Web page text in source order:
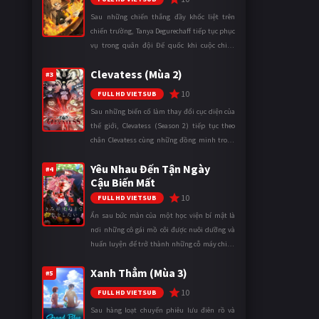
Sau những chiến thắng đầy khốc liệt trên
chiến trường, Tanya Degurechaff tiếp tục phục
vụ trong quân đội Đế quốc khi cuộc chiến
mặt trận. Dù sở hữu tài năn ...
#3 Clevatess (Mùa 2)
FULL HD VIETSUB 10
Sau những biến cố làm thay đổi cục diện của
thế giới, Clevatess (Season 2) tiếp tục theo
chân Clevatess cùng những đồng minh trong
loại đến bờ vực diệ ...
#4
Yêu Nhau Đến Tận Ngày
Cậu Biến Mất
FULL HD VIETSUB 10
Ẩn sau bức màn của một học viện bí mật là
nơi những cô gái mồ côi được nuôi dưỡng và
huấn luyện để trở thành những cỗ máy chiến
được xem là điều hiển nh ...
#5 Xanh Thẳm (Mùa 3)
FULL HD VIETSUB 10
Sau hàng loạt chuyến phiêu lưu điên rồ và